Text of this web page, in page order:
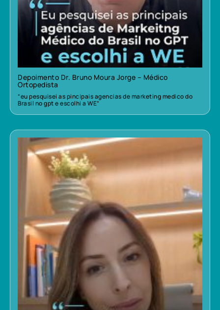
Depoimento Dr. Bruno Moura Jorge – Médico
Ortopedista
“eu pesquisei as pincipais agencias de marketing medico do
Brasil no gpt e escolhi a WE”